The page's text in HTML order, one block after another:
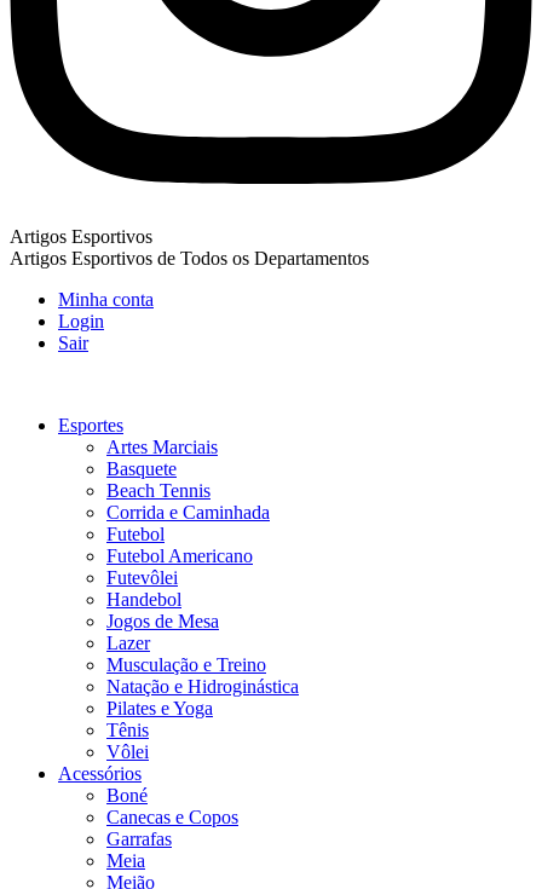
Artigos Esportivos
Artigos Esportivos de Todos os Departamentos
Minha conta
Login
Sair
Esportes
Artes Marciais
Basquete
Beach Tennis
Corrida e Caminhada
Futebol
Futebol Americano
Futevôlei
Handebol
Jogos de Mesa
Lazer
Musculação e Treino
Natação e Hidroginástica
Pilates e Yoga
Tênis
Vôlei
Acessórios
Boné
Canecas e Copos
Garrafas
Meia
Meião